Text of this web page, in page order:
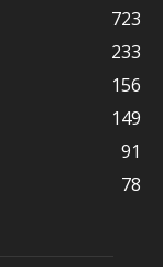
723
233
156
149
91
78